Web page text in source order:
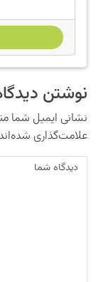
نوشتن
نشانی ایمیل شما
علامت‌گذاری